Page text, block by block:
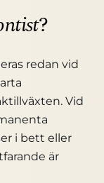
?
redan vid
Vid
i bett eller
är